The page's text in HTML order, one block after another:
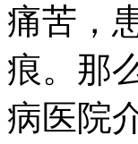
痛苦，
痕。那
病医院